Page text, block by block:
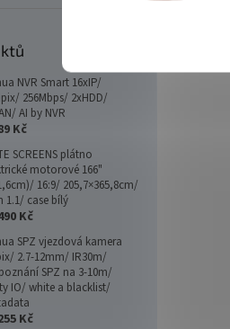
NVR Smart 16xIP/
256Mbps/ 2xHDD/
AI by NVR
Kč
SCREENS plátno
motorové 166"
16:9/ 205,7×365,8cm/
1.1/ case bílý
Kč
SPZ vjezdová kamera
2.7-12mm/ IR30m/
SPZ na 3-10m/
IO/ white a blacklist/
Kč